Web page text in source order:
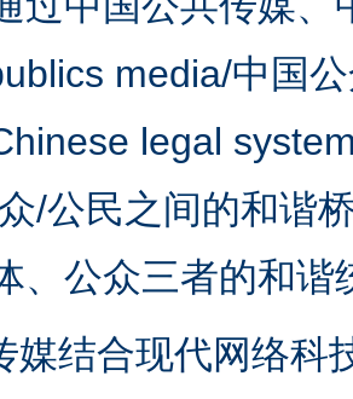
media/中国
legal
/公民之间的和谐
、公众三者的和谐
媒结合现代网络科